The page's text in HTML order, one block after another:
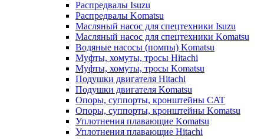
Распредвалы Isuzu
Распредвалы Komatsu
Масляный насос для спецтехники Isuzu
Масляный насос для спецтехники Komatsu
Водяные насосы (помпы) Komatsu
Муфты, хомуты, тросы Hitachi
Муфты, хомуты, тросы Komatsu
Подушки двигателя Hitachi
Подушки двигателя Komatsu
Опоры, суппорты, кронштейны CAT
Опоры, суппорты, кронштейны Komatsu
Уплотнения плавающие Komatsu
Уплотнения плавающие Hitachi